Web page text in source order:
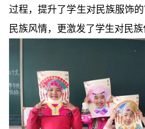
过程，提升了学生对民族服饰
民族风情，更激发了学生对民